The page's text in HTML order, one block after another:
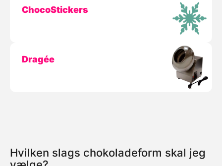
ChocoStickers
Dragée
Hvilken slags chokoladeform skal jeg